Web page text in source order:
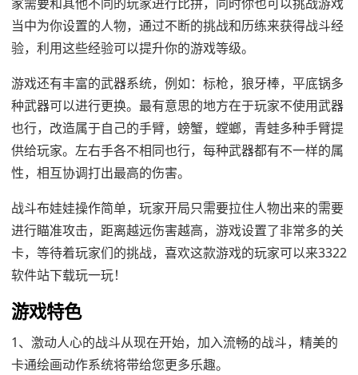
当中为你设置的人物，通过不断的挑战和历练来获得战斗经
验，利用这些经验可以提升你的游戏等级。
游戏还有丰富的武器系统，例如：标枪，狼牙棒，平底锅多
种武器可以进行更换。最有意思的地方在于玩家不使用武器
也行，改造属于自己的手臂，螃蟹，螳螂，青蛙多种手臂提
供给玩家。左右手各不相同也行，每种武器都有不一样的属
性，相互协调打出最高的伤害。
战斗布娃娃操作简单，玩家开局只需要拉住人物出来的需要
进行瞄准攻击，距离越远伤害越高，游戏设置了非常多的关
卡，等待着玩家们的挑战，喜欢这款游戏的玩家可以来3322
软件站下载玩一玩！
游戏特色
1、激动人心的战斗从现在开始，加入流畅的战斗，精美的
卡通绘画动作系统将带给您更多乐趣。